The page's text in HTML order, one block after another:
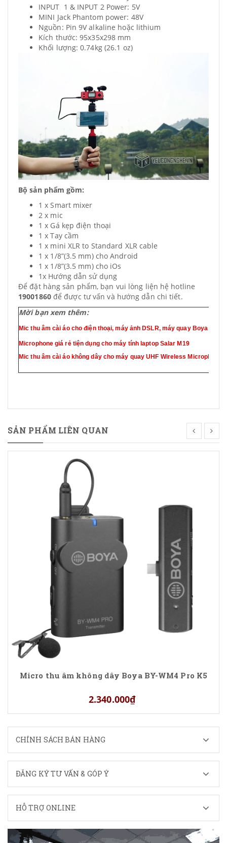
INPUT 1 & INPUT 2 Power: 5V
MINI Jack Phantom power: 48V
Nguồn: Pin 9V alkaline hoặc lithium
Kích thước: 95x35x298 mm
Khối lượng: 0.74kg (26.1 oz)
Bộ sản phẩm gồm:
1 x Smart mixer
2 x mic
1 x Gá kẹp điện thoại
1 x Tay cầm
1 x mini XLR to Standard XLR cable
1 x 1/8”(3.5 mm) cho Android
1 x 1/8”(3.5 mm) cho iOs
1x Hướng dẫn sử dụng
Để đặt hàng sản phẩm, bạn vui lòng liện hệ hotline
19001860 để được tư vấn và hướng dẫn chi tiết.
Mời bạn xem thêm:
Mic thu âm cài áo cho điện thoại, máy ảnh DSLR, máy quay Boya By-
Microphone giá rẻ tiện dụng cho máy tính laptop Salar M19
Mic thu âm cài áo không dây cho máy quay UHF Wireless Microphone
SẢN PHẨM LIÊN QUAN
Micro thu âm không dây Boya BY-WM4 Pro K5
2.340.000₫
CHÍNH SÁCH BÁN HÀNG
ĐĂNG KÝ TƯ VẤN & GÓP Ý
HỖ TRỢ ONLINE